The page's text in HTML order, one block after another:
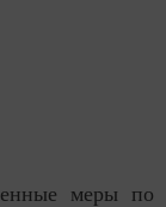
меры по